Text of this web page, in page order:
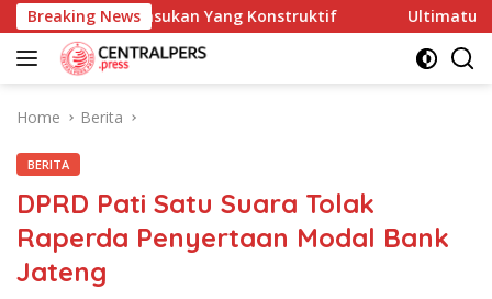
Skip
to
content
Breaking News
Masukan Yang Konstruktif Ultimatum DPP LPK-
Home Berita
BERITA
DPRD Pati Satu Suara Tolak
Raperda Penyertaan Modal Bank
Jateng